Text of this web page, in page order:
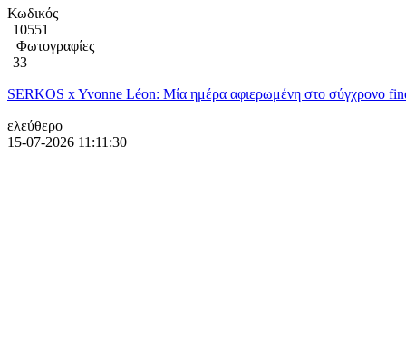
Κωδικός
10551
Φωτογραφίες
33
SERKOS x Yvonne Léon: Μία ημέρα αφιερωμένη στο σύγχρονο
ελεύθερο
15-07-2026 11:11:30